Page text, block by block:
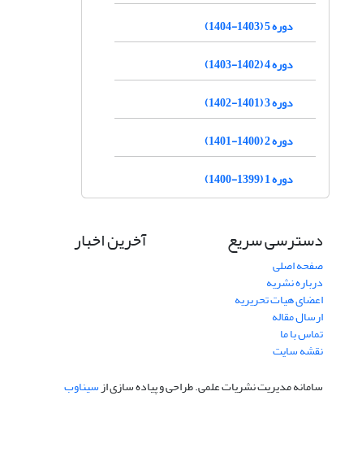
دوره 5 (1403-1404)
دوره 4 (1402-1403)
دوره 3 (1401-1402)
دوره 2 (1400-1401)
دوره 1 (1399-1400)
دسترسی سریع
صفحه اصلی
درباره نشریه
اعضای هیات تحریریه
ارسال مقاله
تماس با ما
نقشه سایت
آخرین اخبار
سامانه مدیریت نشریات علمی.طراحی و پیاده سازی ازسیناوب